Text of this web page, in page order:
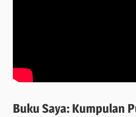
Buku Saya: Kumpulan